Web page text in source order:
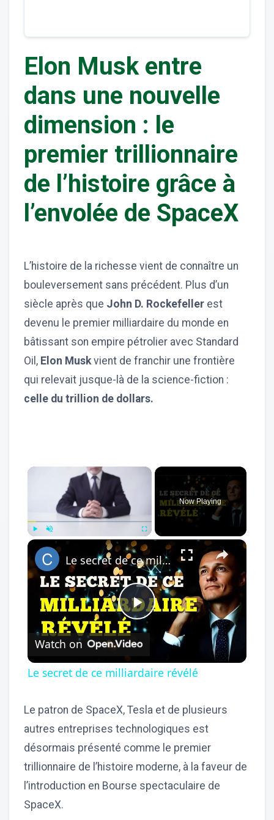
Elon Musk entre
dans une nouvelle
dimension : le
premier trillionnaire
de l’histoire grâce à
l’envolée de SpaceX
L’histoire de la richesse vient de connaître un
bouleversement sans précédent. Plus d’un
siècle après que John D. Rockefeller est
devenu le premier milliardaire du monde en
bâtissant son empire pétrolier avec Standard
Oil, Elon Muskvient de franchir une frontière
qui relevait jusque-là de la science-fiction :
celle du trillion de dollars.
×
Unmute Fullscreen
Now Playing
×
Play
Le secret de ce milliardaire révélé
Watch on
Le secret de ce milliardaire révélé
Le patron de SpaceX, Tesla et de plusieurs
autres entreprises technologiques est
désormais présenté comme le premier
trillionnaire de l’histoire moderne, à la faveur de
l’introduction en Bourse spectaculaire de
SpaceX.